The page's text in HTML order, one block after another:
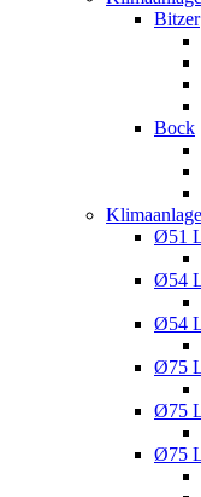
Bitzer
Bock
Ø51
Ø54
Ø54
Ø75
Ø75
Ø75